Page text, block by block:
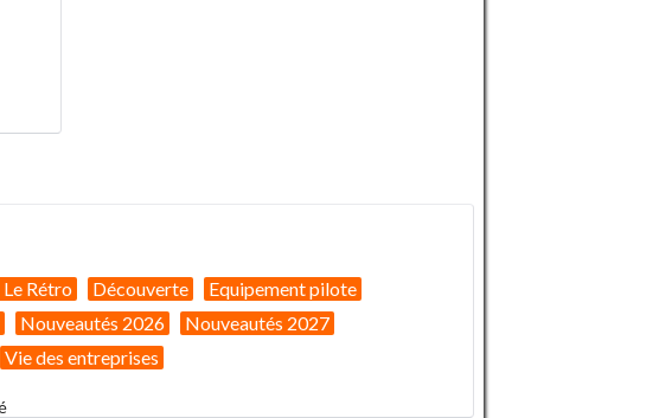
Le Rétro Découverte
Equipement pilote
Nouveautés 2026
Nouveautés 2027
Vie des entreprises